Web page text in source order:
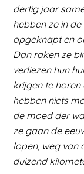
dertig jaar
hebben ze in
opgeknapt en
Dan raken ze
verliezen hun
krijgen te horen
hebben niets
de moed der
ze gaan de
lopen, weg van
duizend